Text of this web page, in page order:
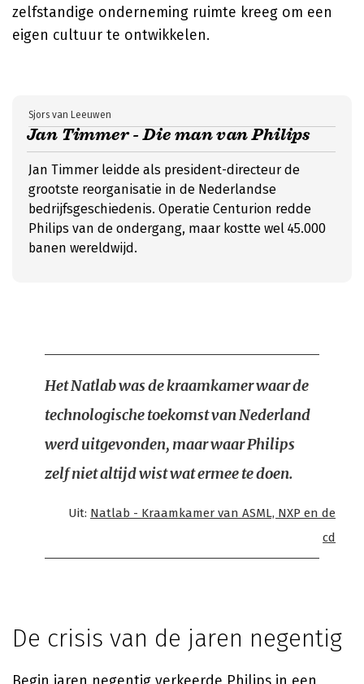
zelfstandige onderneming ruimte kreeg om een
eigen cultuur te ontwikkelen.
Jan Timmer - Die man van Philips
Sjors van Leeuwen
Jan Timmer leidde als president-directeur de
grootste reorganisatie in de Nederlandse
bedrijfsgeschiedenis. Operatie Centurion redde
Philips van de ondergang, maar kostte wel 45.000
banen wereldwijd.
Het Natlab was de kraamkamer waar de
technologische toekomst van Nederland
werd uitgevonden, maar waar Philips
zelf niet altijd wist wat ermee te doen.
Uit: Natlab - Kraamkamer van ASML, NXP en de
cd
De crisis van de jaren negentig